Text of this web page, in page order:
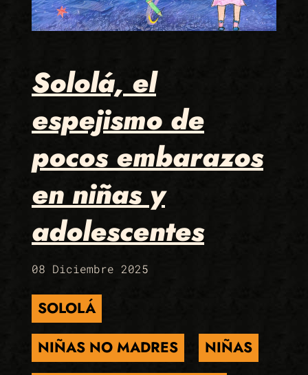
Sololá, el
espejismo de
pocos embarazos
en niñas y
adolescentes
08 Diciembre 2025
SOLOLÁ
NIÑAS NO MADRES
NIÑAS